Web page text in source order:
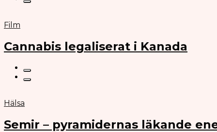
Film
Cannabis legaliserat i Kanada
Hälsa
Semir – pyramidernas läkande